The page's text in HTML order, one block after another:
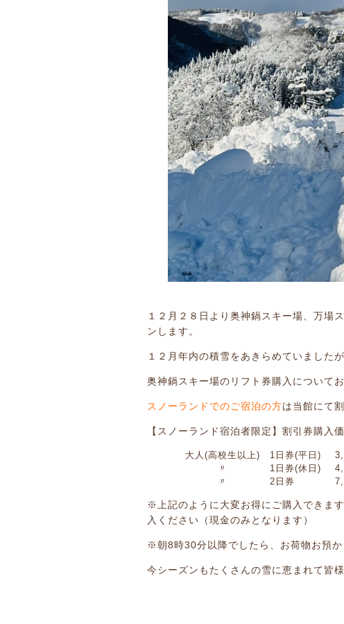
１２月２８日より奥神鍋スキー場、万場
ンします。
１２月年内の積雪をあきらめていました
奥神鍋スキー場のリフト券購入について
スノーランドでのご宿泊の方は当館にて
【スノーランド宿泊者限定】割引券購入
大人(高校生以上) 1日券(平日)
〃
1日券(休日)
〃
2日券
※上記のように大変お得にご購入できま
入ください（現金のみとなります）
※朝8時30分以降でしたら、お荷物お預か
今シーズンもたくさんの雪に恵まれて皆